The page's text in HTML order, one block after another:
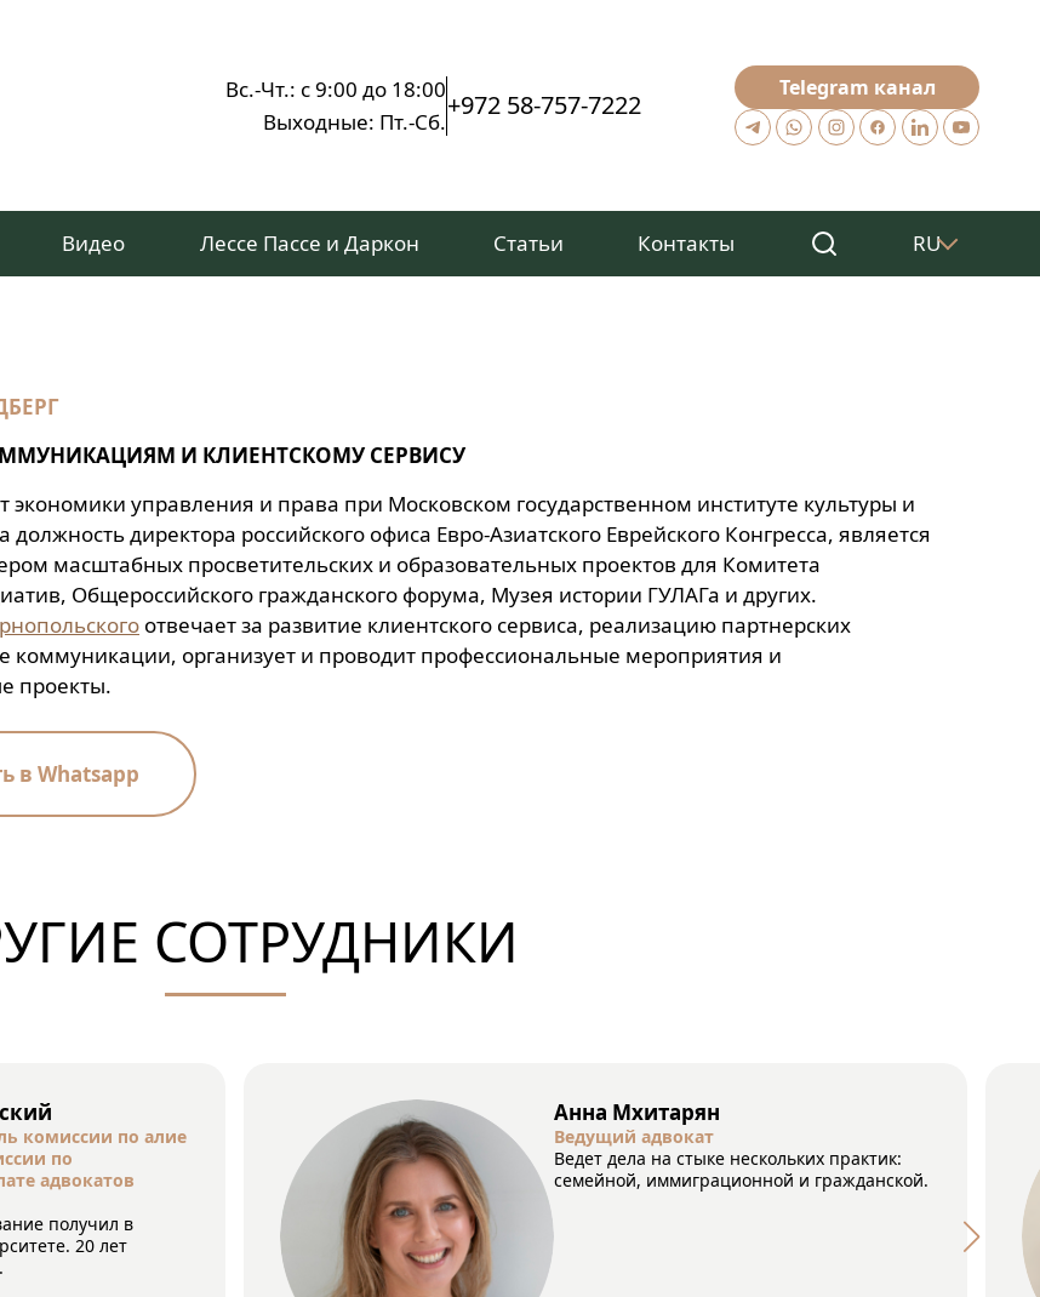
Вс.-Чт.: с 9:00 до 18:00
Выходные: Пт.-Сб.
+972 58-757-7222
Telegram канал
Видео Лессе Пассе и Даркон Статьи Контакты RU
И КЛИЕНТСКОМУ СЕРВИСУ
экономики управления и права при Московском государственном институте культуры и
должность директора российского офиса Евро-Азиатского Еврейского Конгресса, является
масштабных просветительских и образовательных проектов для Комитета
Общероссийского гражданского форума, Музея истории ГУЛАГа и других.
отвечает за развитие клиентского сервиса, реализацию партнерских
коммуникации, организует и проводит профессиональные мероприятия и
проекты.
в Whatsapp
СОТРУДНИКИ
комиссии по алие
по
адвокатов
получил в
20 лет
Анна Мхитарян
Ведущий адвокат
Ведет дела на стыке нескольких практик:
семейной, иммиграционной и гражданской.